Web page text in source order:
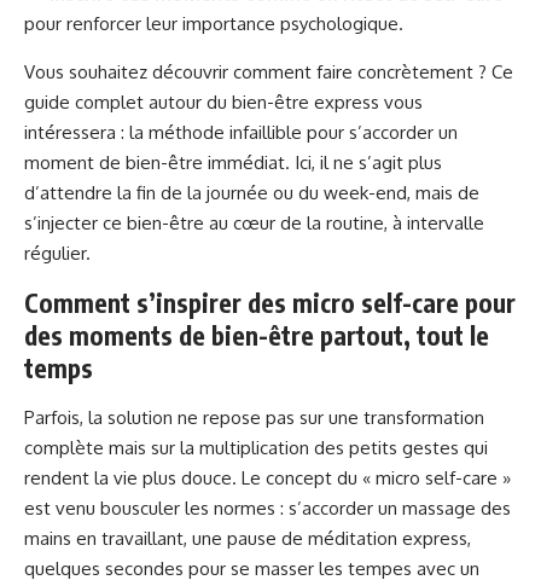
pour renforcer leur importance psychologique.
Vous souhaitez découvrir comment faire concrètement ? Ce
guide complet autour du bien-être express vous
intéressera : la méthode infaillible pour s’accorder un
moment de bien-être immédiat. Ici, il ne s’agit plus
d’attendre la fin de la journée ou du week-end, mais de
s’injecter ce bien-être au cœur de la routine, à intervalle
régulier.
Comment s’inspirer des micro self-care pour
des moments de bien-être partout, tout le
temps
Parfois, la solution ne repose pas sur une transformation
complète mais sur la multiplication des petits gestes qui
rendent la vie plus douce. Le concept du « micro self-care »
est venu bousculer les normes : s’accorder un massage des
mains en travaillant, une pause de méditation express,
quelques secondes pour se masser les tempes avec un